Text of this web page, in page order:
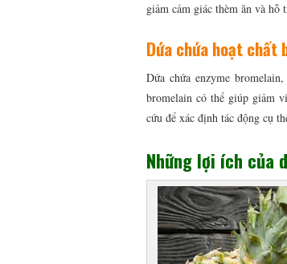
giảm cảm giác thèm ăn và
Dứa chứa hoạt chất
Dứa chứa enzyme
bromelain có thể giúp giảm
cứu để xác định tác động cụ
Những lợi ích của